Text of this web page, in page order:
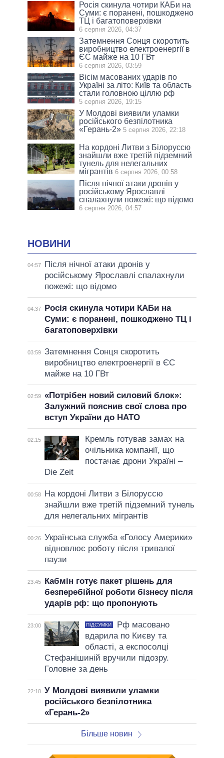
Росія скинула чотири КАБи на
Суми: є поранені, пошкоджено
ТЦ і багатоповерхівки
6 серпня 2026, 04:37
Затемнення Сонця скоротить
виробництво електроенергії в
ЄС майже на 10 ГВт
6 серпня 2026, 03:59
Вісім масованих ударів по
Україні за літо: Київ та область
стали головною ціллю рф
5 серпня 2026, 19:15
У Молдові виявили уламки
російського безпілотника
«Герань-2» 5 серпня 2026, 22:18
На кордоні Литви з Білоруссю
знайшли вже третій підземний
тунель для нелегальних
мігрантів 6 серпня 2026, 00:58
Після нічної атаки дронів у
російському Ярославлі
спалахнули пожежі: що відомо
6 серпня 2026, 04:57
НОВИНИ
04:57
Після нічної атаки дронів у
російському Ярославлі спалахнули
пожежі: що відомо
04:37
Росія скинула чотири КАБи на
Суми: є поранені, пошкоджено ТЦ і
багатоповерхівки
03:59 Затемнення Сонця скоротить
виробництво електроенергії в ЄС
майже на 10 ГВт
02:59 «Потрібен новий силовий блок»:
Залужний пояснив свої слова про
вступ України до НАТО
02:15
Кремль готував замах на
очільника компанії, що
постачає дрони Україні –
Die Zeit
00:58
На кордоні Литви з Білоруссю
знайшли вже третій підземний тунель
для нелегальних мігрантів
00:26 Українська служба «Голосу Америки»
відновлює роботу після тривалої
паузи
23:45
Кабмін готує пакет рішень для
безперебійної роботи бізнесу після
ударів рф: що пропонують
23:00 ПІДСУМКИ
Рф масовано
вдарила по Києву та
області, а експосолці
Стефанішиній вручили підозру.
Головне за день
22:18 У Молдові виявили уламки
російського безпілотника
«Герань-2»
Більше новин